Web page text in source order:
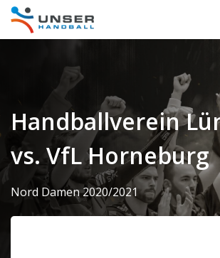
Handballverein
vs. VfL Horneburg
Nord Damen 2020/2021